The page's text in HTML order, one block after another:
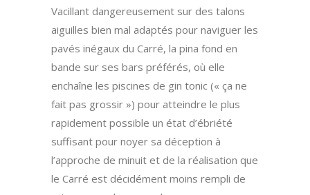
Vacillant dangereusement sur des talons
aiguilles bien mal adaptés pour naviguer les
pavés inégaux du Carré, la pina fond en
bande sur ses bars préférés, où elle
enchaîne les piscines de gin tonic (« ça ne
fait pas grossir ») pour atteindre le plus
rapidement possible un état d’ébriété
suffisant pour noyer sa déception à
l’approche de minuit et de la réalisation que
le Carré est décidément moins rempli de